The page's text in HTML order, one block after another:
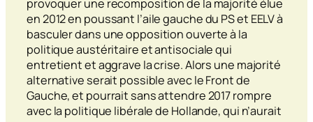
provoquer une recomposition de la majorité élue
en 2012 en poussant l’aile gauche du PS et EELV à
basculer dans une opposition ouverte à la
politiqueaustéritaireet antisociale qui
entretient et aggrave la crise. Alors une majorité
alternative serait possible avec le Front de
Gauche, et pourrait sans attendre 2017 rompre
avec la politique libérale de Hollande, qui n’aurait